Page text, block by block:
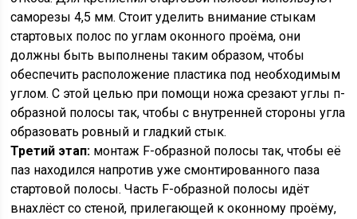
саморезы 4,5 мм. Стоит уделить внимание стыкам
стартовых полос по углам оконного проёма, они
должны быть выполнены таким образом, чтобы
обеспечить расположение пластика под необходимым
углом. С этой целью при помощи ножа срезают углы п-
образной полосы так, чтобы с внутренней стороны угла
образовать ровный и гладкий стык.
Третий этап: монтаж F-образной полосы так, чтобы её
паз находился напротив уже смонтированного паза
стартовой полосы. Часть F-образной полосы идёт
внахлёст со стеной, прилегающей к оконному проёму,